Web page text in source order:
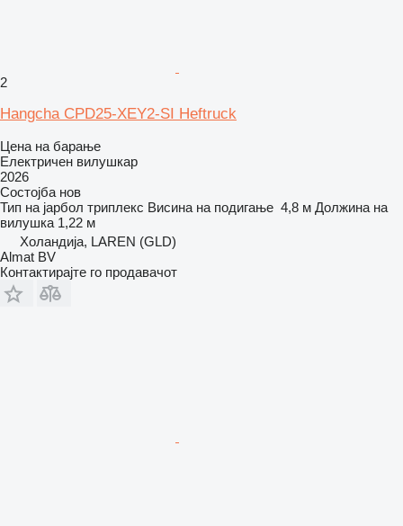
2
Hangcha CPD25-XEY2-SI Heftruck
Цена на барање
Електричен вилушкар
2026
Состојба нов
Тип на јарбол триплекс Висина на подигање 4,8 м Должина на
вилушка 1,22 м
Холандија, LAREN (GLD)
Almat BV
Контактирајте го продавачот